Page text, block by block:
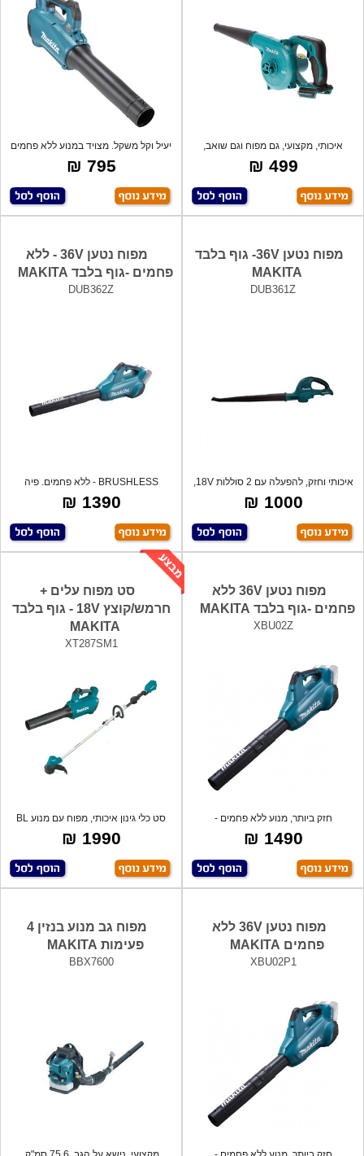
איכותי, מקצועי, גם מפוח וגם שואב,
מעולה
499 ₪
יעיל וקל משקל. מצויד במנוע ללא פחמים
לעב
795 ₪
מפוח נטען 36V- גוף בלבד
MAKITA
DUB361Z
פיי
1000 ₪
מפוח נטען 36V - ללא
פחמים -גוף בלבד MAKITA
DUB362Z
BRUSHLESS - ללא פחמים. פיה
טלסקופית. ני
1390 ₪
מפוח נטען 36V ללא
פחמים -גוף בלבד MAKITA
XBU02Z
חזק ביותר, מנוע ללא פחמים -
BRUSHLESS. מו
1490 ₪
סט מפוח עלים +
חרמש/קוצץ 18V - גוף בלבד
MAKITA
XT287SM1
סט כלי גינון איכותי, מפוח עם מנוע BL
ללא
1990 ₪
מפוח נטען 36V ללא
פחמים MAKITA
XBU02P1
מפוח גב מנוע בנזין 4
פעימות MAKITA
BBX7600